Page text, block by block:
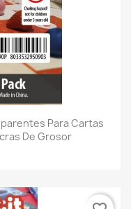
Para Cartas
De Grosor